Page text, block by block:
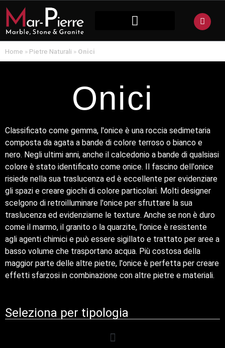
Home » Pietre Naturali » Onici
Onici
Classificato come gemma, l'onice è una roccia sedimetaria
composta da agata a bande di colore terroso o bianco e
nero. Negli ultimi anni, anche il calcedonio a bande di qualsiasi
colore è stato identificato come onice. Il fascino dell'onice
risiede nella sua traslucenza ed è eccellente per evidenziare
gli spazi e creare giochi di colore particolari. Molti designer
scelgono di retroilluminare l'onice per sfruttare la sua
traslucenza ed evidenziarne le texture. Anche se non è duro
come il marmo, il granito o la quarzite, l'onice è resistente
agli agenti chimici e può essere sigillato e trattato per aree a
basso volume che trasportano acqua. Più costosa della
maggior parte delle altre pietre, l'onice è perfetta per creare
effetti sfarzosi in combinazione con altre pietre e materiali.
Seleziona per tipologia